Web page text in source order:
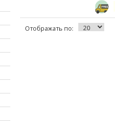
Отображать по: